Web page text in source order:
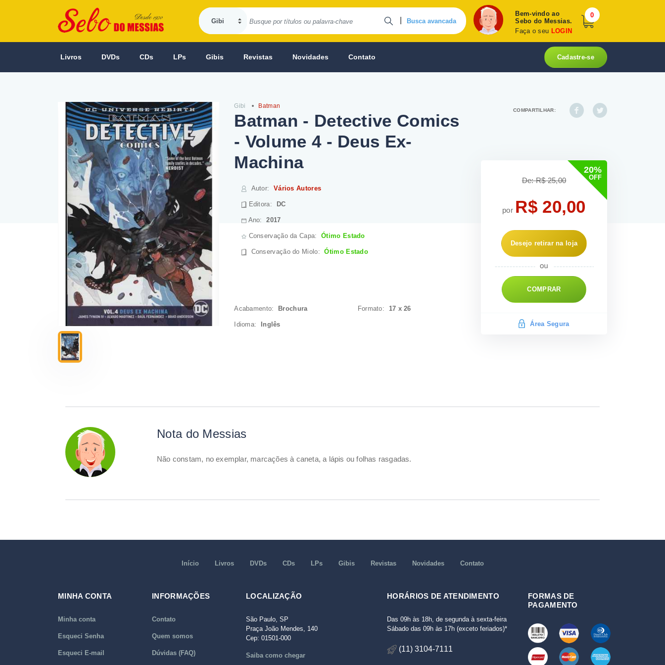
Busca avancada
Bem-vindo ao
Sebo do Messias.
Faça o seu LOGIN
0
Livros DVDs CDs LPs Gibis Revistas Novidades Contato Cadastre-se
Gibi Batman
Batman - Detective Comics
- Volume 4 - Deus Ex-
Machina
Autor: Vários Autores
Editora: DC
Ano:2017
Conservação da Capa:Ótimo Estado
Conservação do Miolo:Ótimo Estado
Acabamento: Brochura Formato: 17 x 26
Idioma: Inglês
COMPARTILHAR:
20%
OFF
De: R$ 25,00
por R$ 20,00
Desejo retirar na loja
COMPRAR
Área Segura
Nota do Messias
Não constam, no exemplar, marcações à caneta, a lápis ou folhas rasgadas.
Início Livros DVDs CDs LPs Gibis Revistas Novidades Contato
MINHA CONTA
Minha conta
Esqueci Senha
Esqueci E-mail
INFORMAÇÕES
Contato
Quem somos
Dúvidas (FAQ)
LOCALIZAÇÃO
São Paulo, SP
Praça João Mendes, 140
Cep: 01501-000
Saiba como chegar
HORÁRIOS DE ATENDIMENTO
Das 09h às 18h, de segunda à sexta-feira
Sábado das 09h às 17h (exceto feriados)*
(11) 3104-7111
FORMAS DE
PAGAMENTO